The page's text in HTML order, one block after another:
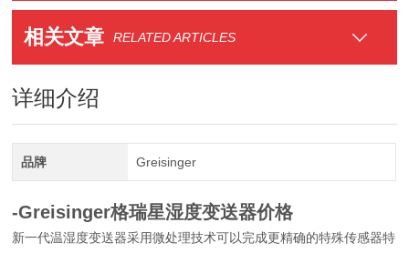
相关文章 RELATED ARTICLES
详细介绍
品牌 Greisinger
-Greisinger格瑞星湿度变送器价格
新一代温湿度变送器采用微处理技术可以完成更精确的特殊传感器特